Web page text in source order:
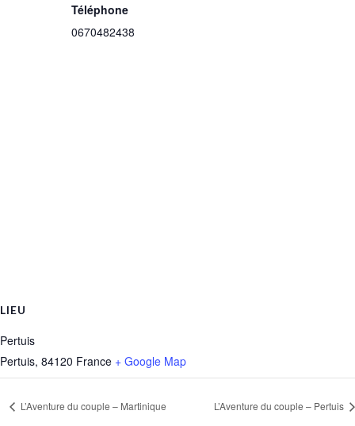
Téléphone
0670482438
LIEU
Pertuis
Pertuis, 84120 France + Google Map
L’Aventure du couple – Martinique L’Aventure du couple – Pertuis